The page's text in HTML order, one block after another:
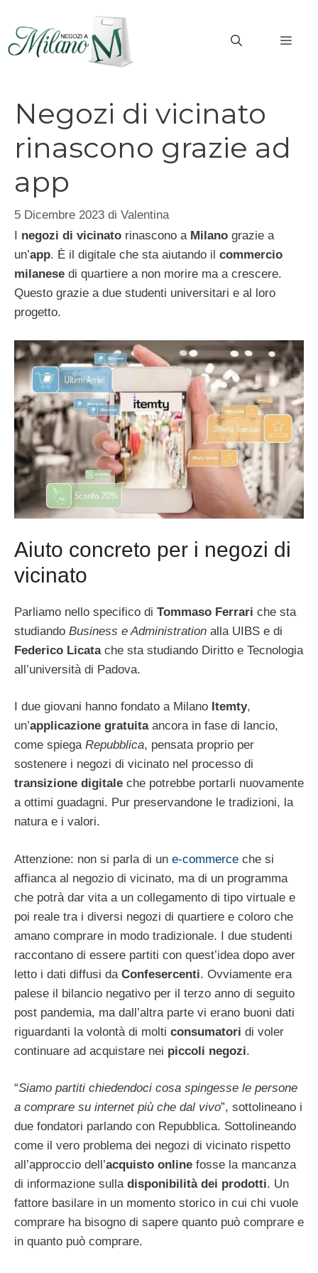
contenuto
Negozi di vicinato
rinascono grazie ad
app
5 Dicembre 2023 di Valentina
negozi di vicinato rinascono a Milano grazie a
un’app. È il digitale che sta aiutando il commercio
milanese di quartiere a non morire ma a crescere.
Questo grazie a due studenti universitari e al loro
progetto.
Aiuto concreto per i negozi di
vicinato
Parliamo nello specifico di Tommaso Ferrari che sta
studiando Business e Administration alla UIBS e di
Federico Licatache sta studiando Diritto e Tecnologia
all’università di Padova.
I due giovani hanno fondato a Milano Itemty,
un’applicazione gratuitaancora in fase di lancio,
come spiega Repubblica, pensata proprio per
sostenere i negozi di vicinato nel processo di
transizione digitale che potrebbe portarli nuovamente
a ottimi guadagni. Pur preservandone le tradizioni, la
natura e i valori.
Attenzione: non si parla di un e-commerce che si
affianca al negozio di vicinato, ma di un programma
che potrà dar vita a un collegamento di tipo virtuale e
poi reale tra i diversi negozi di quartiere e coloro che
amano comprare in modo tradizionale. I due studenti
raccontano di essere partiti con quest’idea dopo aver
letto i dati diffusi da Confesercenti. Ovviamente era
palese il bilancio negativo per il terzo anno di seguito
post pandemia, ma dall’altra parte vi erano buoni dati
riguardanti la volontà di molti consumatori di voler
continuare ad acquistare nei piccoli negozi.
“Siamo partiti chiedendoci cosa spingesse le persone
a comprare su internet più che dal vivo”, sottolineano i
due fondatori parlando con Repubblica. Sottolineando
come il vero problema dei negozi di vicinato rispetto
all’approccio dell’acquisto online fosse la mancanza
di informazione sulla disponibilità dei prodotti. Un
fattore basilare in un momento storico in cui chi vuole
comprare ha bisogno di sapere quanto può comprare e
in quanto può comprare.